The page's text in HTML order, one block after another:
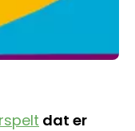
dat er